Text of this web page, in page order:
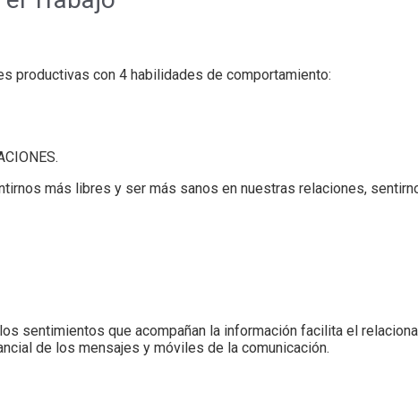
productivas con 4 habilidades de comportamiento:
más libres y ser más sanos en nuestras relaciones,
sentimientos que acompañan la información facilita el
de los mensajes y móviles de la comunicación.